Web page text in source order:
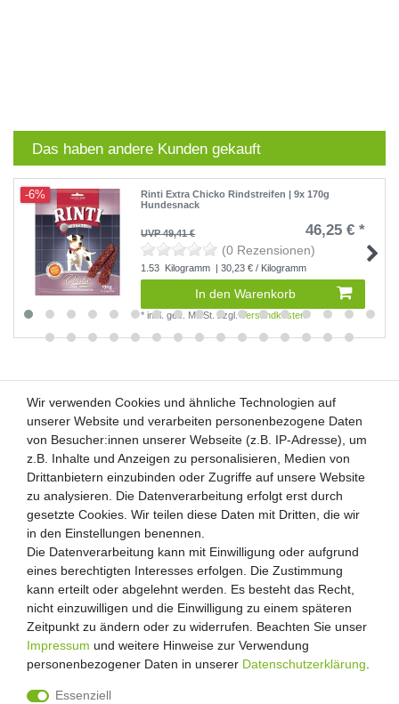
Das haben andere Kunden gekauft
-6%
Rinti Extra Chicko Rindstreifen | 9x 170g
Hundesnack
UVP 49,41 € 46,25 € *
(0 Rezensionen)
1.53 Kilogramm | 30,23 € / Kilogramm
In den Warenkorb
*inkl. ges. MwSt. zzgl. Versandkosten
Kunden-Anfragen: info@zooheld.de
Über uns
Zahlung und Versand
Retouren
Zooheld Blog
Widerrufsrecht
Vertrag widerrufen
Geschäftsbedingungen
Impressum
Wir verwenden Cookies und ähnliche Technologien auf
unserer Website und verarbeiten personenbezogene Daten
von Besucher:innen unserer Webseite (z.B. IP-Adresse), um
z.B. Inhalte und Anzeigen zu personalisieren, Medien von
Drittanbietern einzubinden oder Zugriffe auf unsere Website
zu analysieren. Die Datenverarbeitung erfolgt erst durch
gesetzte Cookies. Wir teilen diese Daten mit Dritten, die wir
in den Einstellungen benennen.
Die Datenverarbeitung kann mit Einwilligung oder aufgrund
eines berechtigten Interesses erfolgen. Die Zustimmung
kann erteilt oder abgelehnt werden. Es besteht das Recht,
nicht einzuwilligen und die Einwilligung zu einem späteren
Zeitpunkt zu ändern oder zu widerrufen. Beachten Sie unser
Impressum und weitere Hinweise zur Verwendung
personenbezogener Daten in unserer Daten­schutz­erklärung
Essenziell
Wir verwenden Cookies und ähnliche Technologien auf
unserer Website und verarbeiten personenbezogene Daten
von Besucher:innen unserer Webseite (z.B. IP-Adresse), um
z.B. Inhalte und Anzeigen zu personalisieren, Medien von
Drittanbietern einzubinden oder Zugriffe auf unsere Website
zu analysieren. Die Datenverarbeitung erfolgt erst durch
gesetzte Cookies. Wir teilen diese Daten mit Dritten, die wir
in den Einstellungen benennen.
Die Datenverarbeitung kann mit Einwilligung oder aufgrund
eines berechtigten Interesses erfolgen. Die Zustimmung
kann erteilt oder abgelehnt werden. Es besteht das Recht,
nicht einzuwilligen und die Einwilligung zu einem späteren
Zeitpunkt zu ändern oder zu widerrufen. Beachten Sie unser
Impressum und weitere Hinweise zur Verwendung
personenbezogener Daten in unserer Daten­schutz­erklärung
Essenziell